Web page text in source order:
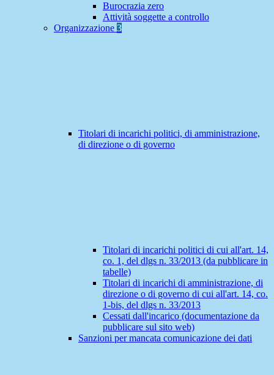
Burocrazia zero
Attività soggette a controllo
Organizzazione 3
Titolari di incarichi politici, di amministrazione,
di direzione o di governo
Titolari di incarichi politici di cui all'art. 14,
co. 1, del dlgs n. 33/2013 (da pubblicare in
tabelle)
Titolari di incarichi di amministrazione, di
direzione o di governo di cui all'art. 14, co.
1-bis, del dlgs n. 33/2013
Cessati dall'incarico (documentazione da
pubblicare sul sito web)
Sanzioni per mancata comunicazione dei dati